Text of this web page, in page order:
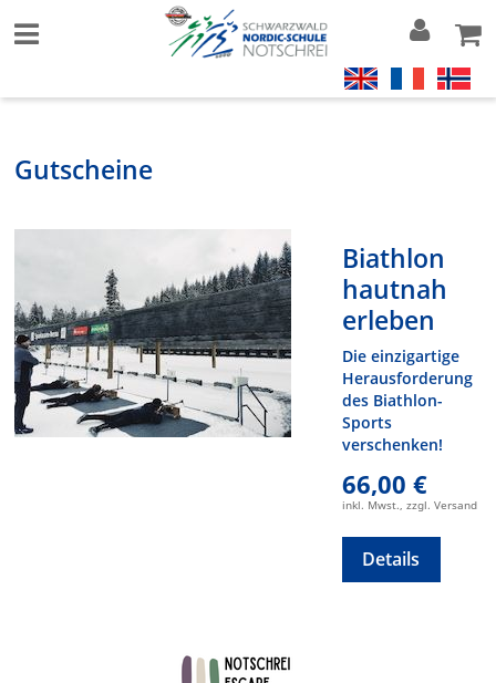
Gutscheine
Biathlon
hautnah
erleben
Die einzigartige
Herausforderung
des Biathlon-
Sports
verschenken!
66,00 €
inkl. Mwst., zzgl. Versand
Details